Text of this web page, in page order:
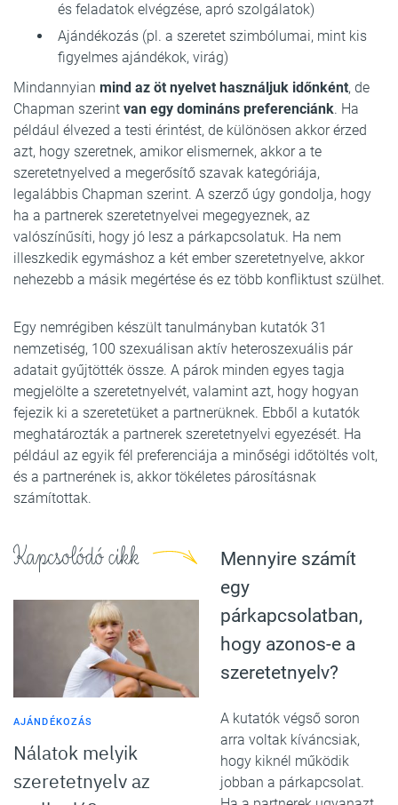
és feladatok elvégzése, apró szolgálatok)
Ajándékozás (pl. a szeretet szimbólumai, mint kis
figyelmes ajándékok, virág)
Mindannyian mind az öt nyelvet használjuk időnként, de
Chapman szerint van egy domináns preferenciánk. Ha
például élvezed a testi érintést, de különösen akkor érzed
azt, hogy szeretnek, amikor elismernek, akkor a te
szeretetnyelved a megerősítő szavak kategóriája,
legalábbis Chapman szerint. A szerző úgy gondolja, hogy
ha a partnerek szeretetnyelvei megegyeznek, az
valószínűsíti, hogy jó lesz a párkapcsolatuk. Ha nem
illeszkedik egymáshoz a két ember szeretetnyelve, akkor
nehezebb a másik megértése és ez több konfliktust szülhet.
Egy nemrégiben készült tanulmányban kutatók 31
nemzetiség, 100 szexuálisan aktív heteroszexuális pár
adatait gyűjtötték össze. A párok minden egyes tagja
megjelölte a szeretetnyelvét, valamint azt, hogy hogyan
fejezik ki a szeretetüket a partnerüknek. Ebből a kutatók
meghatározták a partnerek szeretetnyelvi egyezését. Ha
például az egyik fél preferenciája a minőségi időtöltés volt,
és a partnerének is, akkor tökéletes párosításnak
számítottak.
Kapcsolódó cikk
AJÁNDÉKOZÁS
Nálatok melyik
szeretetnyelv az
Mennyire számít
egy
párkapcsolatban,
hogy azonos-e a
szeretetnyelv?
A kutatók végső soron
arra voltak kíváncsiak,
hogy kiknél működik
jobban a párkapcsolat.